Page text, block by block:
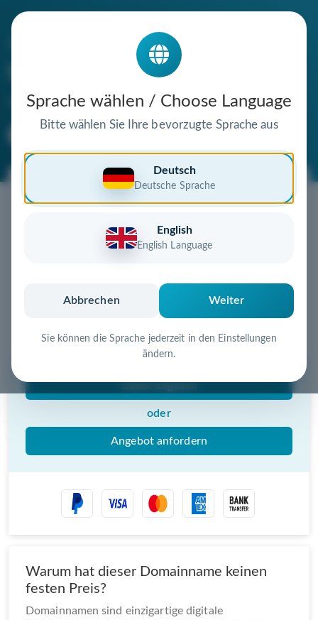
Sprache wählen / Choose Language
Bitte wählen Sie Ihre bevorzugte Sprache aus
Deutsch
Deutsche Sprache
English
English Language
Abbrechen Weiter
Sie können die Sprache jederzeit in den Einstellungen
ändern.
boesmann.de
steht zum Verkauf
Jetzt diese Wunschdomain
Diese Domain könnte schon bald Ihnen gehören!
Schnell, sicher und unkompliziert zur eigenen
Gebot abgeben
oder
Angebot anfordern
Warum hat dieser Domainname keinen
festen Preis?
Domainnamen sind einzigartige digitale